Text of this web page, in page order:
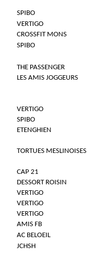
SPIBO
VERTIGO
CROSSFIT MONS
SPIBO
THE PASSENGER
LES AMIS JOGGEURS
VERTIGO
SPIBO
ETENGHIEN
TORTUES MESLINOISES
CAP 21
DESSORT ROISIN
VERTIGO
VERTIGO
VERTIGO
AMIS FB
AC BELOEIL
JCHSH